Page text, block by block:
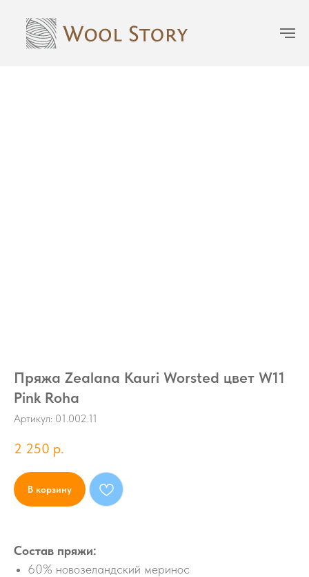
Пряжа Zealana Kauri Worsted цвет W11
Pink Roha
Артикул: 01.002.11
2 250 р.
В корзину
Состав пряжи:
60% новозеландский меринос